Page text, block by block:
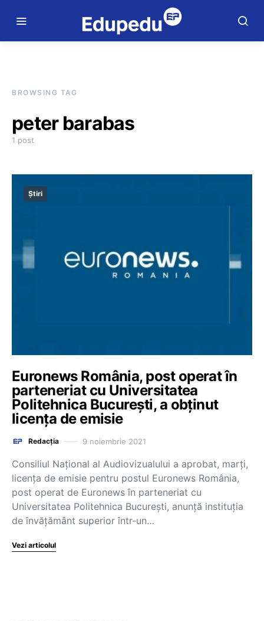
BROWSING TAG
peter barabas
1 post
Știri
Euronews România, post operat în
parteneriat cu Universitatea
Politehnica București, a obținut
licența de emisie
Redacția 9 noiembrie 2021
Consiliul Național al Audiovizualului a aprobat, marți,
licența de emisie pentru postul Euronews România,
post operat de Euronews în parteneriat cu
Universitatea Politehnica București, anunță instituția
de învățământ superior într-un…
Vezi articolul